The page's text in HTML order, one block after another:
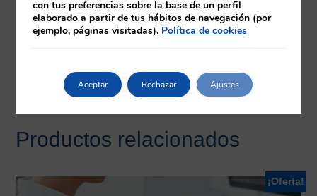
Requisitos
Herramientas
Productos relacionados
¡Oferta!
con tus preferencias sobre la base de un perfil
elaborado a partir de tus hábitos de navegación (por
ejemplo, páginas visitadas). Política de cookies
Aceptar Rechazar Ajustes